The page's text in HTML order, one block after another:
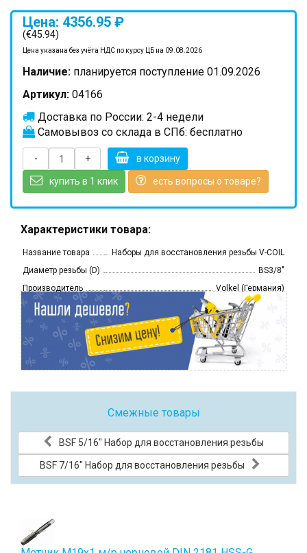
Цена: 4356.95 ₽
(€45.94)
Цена указана без учёта НДС по курсу ЦБ на 09.08.2026
Наличие: планируется поступление 01.09.2026
Артикул: 04166
Доставка по России: 2-4 недели
Самовывоз со склада в СПб: бесплатно
- + в корзину
купить в 1 клик есть вопросы о товаре?
Характеристики товара:
Название товара
Наборы для восстановления резьбы V-COIL
Диаметр резьбы (D)
BS3/8"
Производитель
Volkel (Германия)
Смежные товары
BSF 5/16" Набор для восстановления резьбы
BSF 7/16" Набор для восстановления резьбы